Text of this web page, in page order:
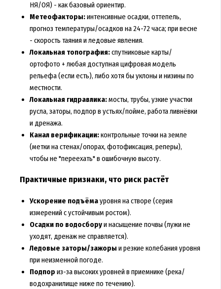
НЯ/ОЯ) - как базовый ориентир.
Метеофакторы:интенсивные осадки, оттепель,
прогноз температуры/осадков на 24-72 часа; при весне
- скорость таяния и ледовые явления.
Локальная топография:спутниковые карты/
ортофото + любая доступная цифровая модель
рельефа (если есть), либо хотя бы уклоны и низины по
местности.
Локальная гидравлика:мосты, трубы, узкие участки
русла, заторы, подпор в устьях/пойме, работа ливнёвки
и дренажа.
Канал верификации:контрольные точки на земле
(метки на стенах/опорах, фотофиксация, реперы),
чтобы не "переехать" в ошибочную высоту.
Практичные признаки, что риск растёт
Ускорение подъёмауровня на створе (серия
измерений с устойчивым ростом).
Осадки по водосборуи насыщение почвы (лужи не
уходят, дренаж не справляется).
Ледовые заторы/зажоры и резкие колебания уровня
при неизменной погоде.
Подпор из-за высоких уровней в приемнике (река/
водохранилище ниже по течению).